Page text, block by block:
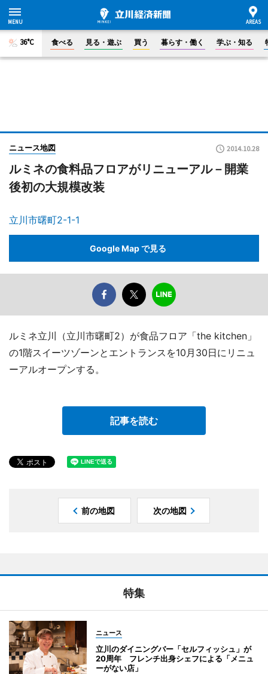
36°C 食べる 見る・遊ぶ 買う 暮らす・働く 学ぶ・知る
ニュース地図 2014.10.28
ルミネの食料品フロアがリニューアル－開業
後初の大規模改装
立川市曙町2-1-1
Google Map で見る
ルミネ立川（立川市曙町2）が食品フロア「the kitchen」
の1階スイーツゾーンとエントランスを10月30日にリニュ
ーアルオープンする。
記事を読む
前の地図 次の地図
特集
ニュース
立川のダイニングバー「セルフィッシュ」が
20周年 フレンチ出身シェフによる「メニュ
ーがない店」